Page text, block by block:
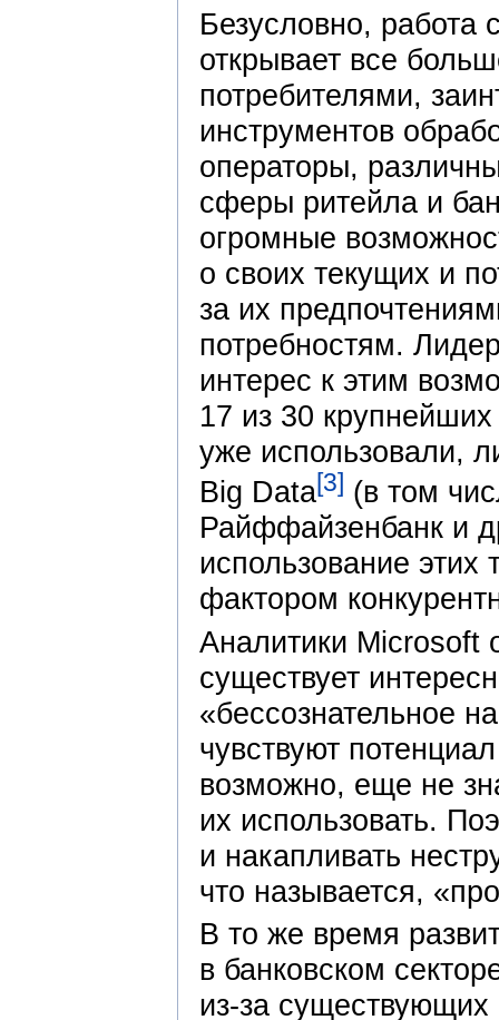
Безусловно,
открывает все
потребителями,
инструментов
операторы,
сферы ритейла и
огромные
о своих текущих и
за их
потребностям.
интерес к этим
17 из 30
уже использовали,
Big Data[3] (в том
Райффайзенбанк и
использование
фактором
Аналитики Microsoft
существует
«бессознательное
чувствуют
возможно, еще не
их использовать.
и накапливать
что называется,
В то же время
в банковском
из-за